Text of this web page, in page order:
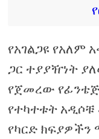
የአገልጋዩ የአለም
ጋር ተያያዥነት
የጀመረው
የተካተቱት
የካርድ